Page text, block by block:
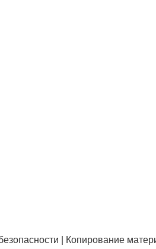
| Копирование